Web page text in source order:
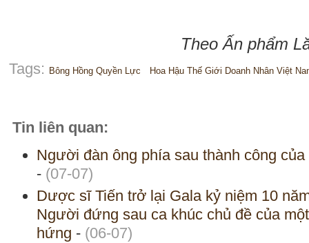
Theo Ấn phẩm
Tags: Bông Hồng Quyền Lực Hoa Hậu Thế Giới Doanh Nhân Việt
Tin liên quan:
Người đàn ông phía sau thành công
- (07-07)
Dược sĩ Tiến trở lại Gala kỷ niệm 10
Người đứng sau ca khúc chủ đề của
hứng - (06-07)